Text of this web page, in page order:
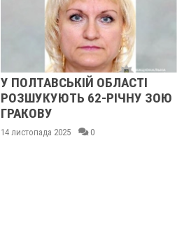
У ПОЛТАВСЬКІЙ ОБЛАСТІ
РОЗШУКУЮТЬ 62-РІЧНУ ЗОЮ
ГРАКОВУ
14 листопада 2025 0